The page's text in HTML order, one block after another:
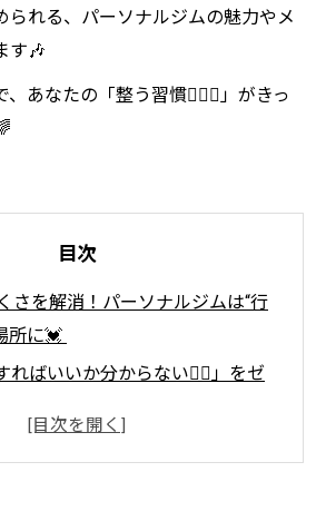
られる、パーソナルジムの魅力やメ
す🎶
あなたの「整う習慣🧘‍♀️✨」がきっ
目次
さを解消！パーソナルジムは“行
所に💓
ればいいか分からない🤷‍♀️」をゼ